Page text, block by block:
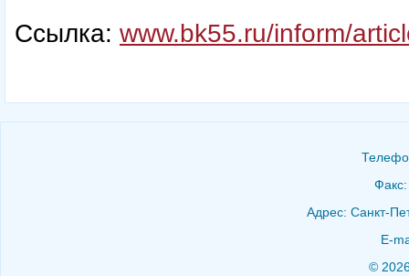
Ссылка: www.bk55.ru/inform/
Адрес: Санкт-
E-
©